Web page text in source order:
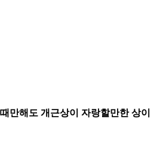
만해도 개근상이 자랑할만한 상이